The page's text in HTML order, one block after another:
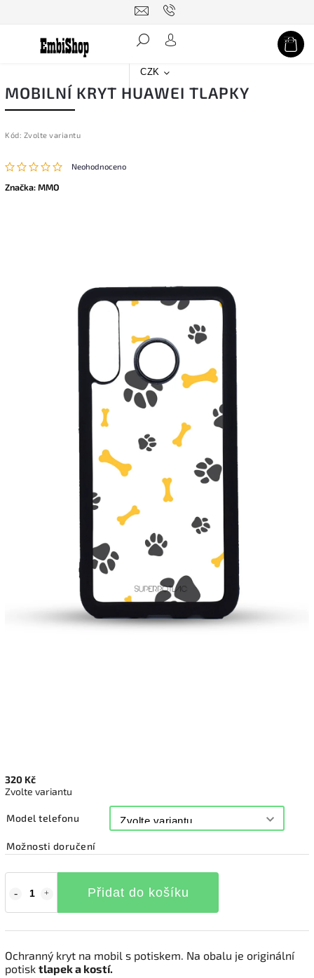
CZK
Hledat
MOBILNÍ KRYT HUAWEI TLAPKY
Kód: Zvolte variantu
Neohodnoceno
Značka:MMO
320 Kč
Zvolte variantu
Model telefonu
Možnosti doručení
Přidat do košíku
Ochranný kryt na mobil s potiskem. Na obalu je originální
potisk tlapek a kostí.